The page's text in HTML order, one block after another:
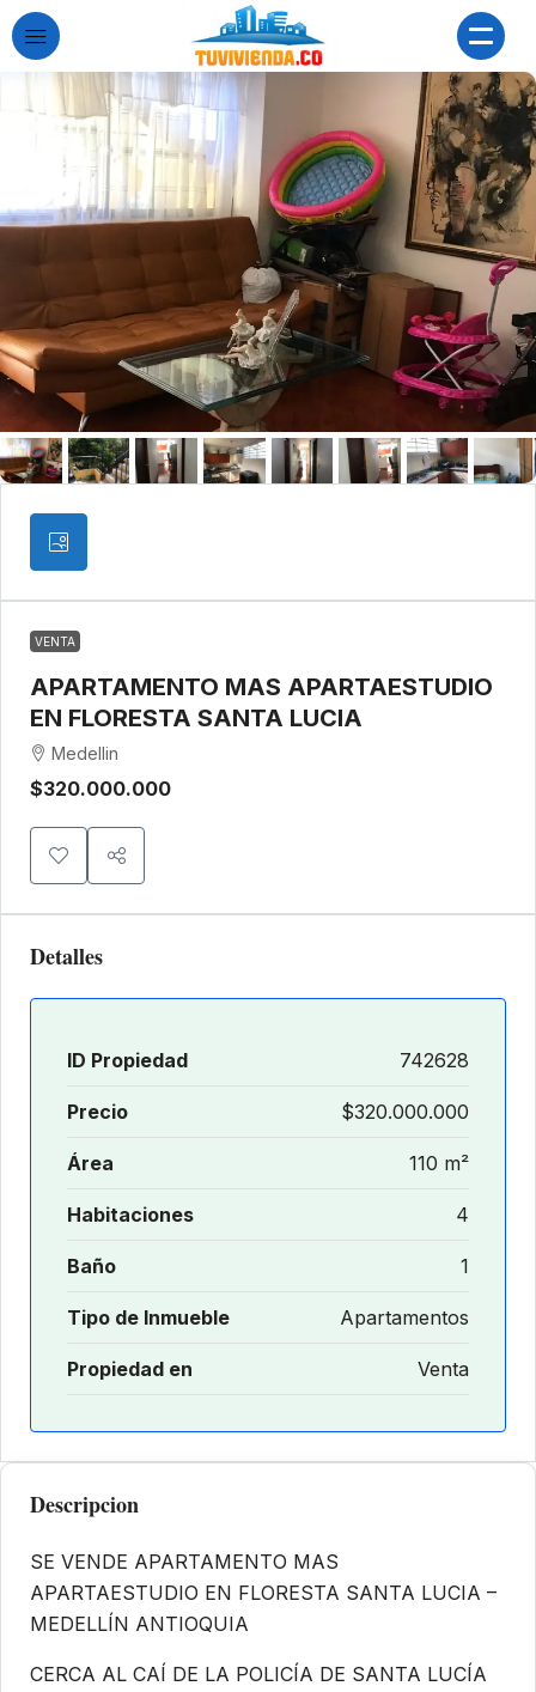
VENTA
APARTAMENTO MAS APARTAESTUDIO
EN FLORESTA ⁠SANTA LUCIA
Medellin
$320.000.000
Detalles
ID Propiedad 742628
Precio $320.000.000
Área 110 m²
Habitaciones 4
Baño 1
Tipo de Inmueble Apartamentos
Propiedad en Venta
Descripcion
SE VENDE APARTAMENTO MAS
APARTAESTUDIO EN FLORESTA ⁠SANTA LUCIA –
MEDELLÍN ANTIOQUIA
CERCA AL CAÍ DE LA POLICÍA DE SANTA LUCÍA